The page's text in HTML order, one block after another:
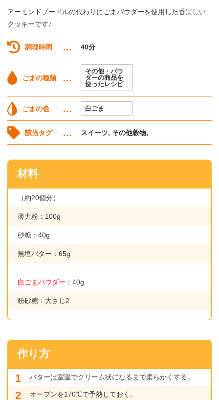
アーモンドプードルの代わりにごまパウダーを使用した香ばしい
クッキーです♪
調理時間 40分
ごまの種類
その他・パウ
ダーの商品を
使ったレシピ
ごまの色 白ごま
該当タグ スイーツ, その他穀物,
材料
（約20個分）
薄力粉：100g
砂糖：40g
無塩バター：65g
白ごまパウダー ：40g
粉砂糖：大さじ2
作り方
バターは室温でクリーム状になるまで柔らかくする。
オーブンを170℃で予熱しておく。